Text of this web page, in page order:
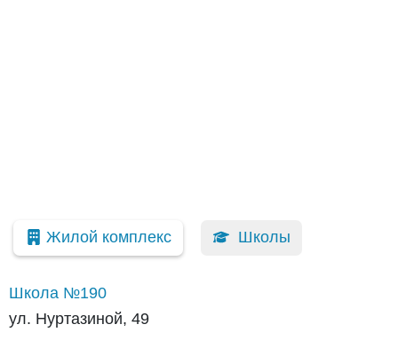
Жилой комплекс Школы
Школа №190
ул. Нуртазиной, 49